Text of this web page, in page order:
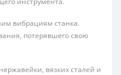
вибрациям станка.
потерявшего свою
вязких сталей и